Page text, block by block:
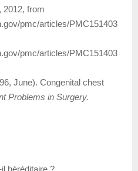
2012, from
pmc/articles/PMC151403
pmc/articles/PMC151403
June). Congenital chest
Problems in Surgery.
héréditaire ?